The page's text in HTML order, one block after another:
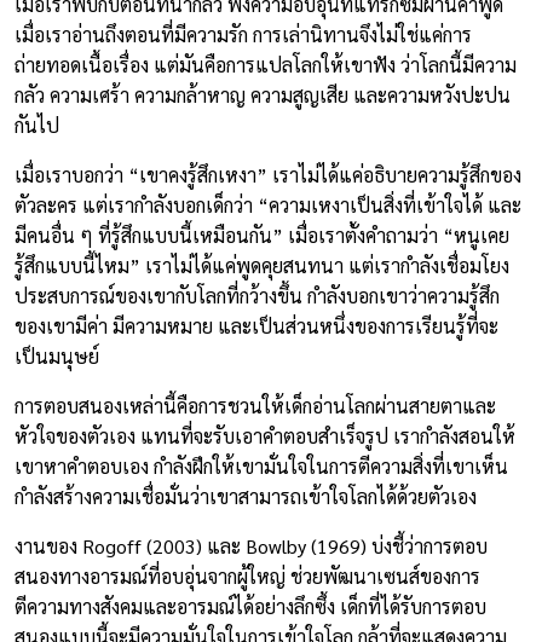
เมื่อเราอ่านถึงตอนที่มีความรัก การเล่านิทานจึงไม่ใช่แค่การ
ถ่ายทอดเนื้อเรื่อง แต่มันคือการแปลโลกให้เขาฟัง ว่าโลกนี้มีความ
กลัว ความเศร้า ความกล้าหาญ ความสูญเสีย และความหวังปะปน
กันไป
เมื่อเราบอกว่า “เขาคงรู้สึกเหงา” เราไม่ได้แค่อธิบายความรู้สึกของ
ตัวละคร แต่เรากำลังบอกเด็กว่า “ความเหงาเป็นสิ่งที่เข้าใจได้ และ
มีคนอื่น ๆ ที่รู้สึกแบบนี้เหมือนกัน” เมื่อเราตั้งคำถามว่า “หนูเคย
รู้สึกแบบนี้ไหม” เราไม่ได้แค่พูดคุยสนทนา แต่เรากำลังเชื่อมโยง
ประสบการณ์ของเขากับโลกที่กว้างขึ้น กำลังบอกเขาว่าความรู้สึก
ของเขามีค่า มีความหมาย และเป็นส่วนหนึ่งของการเรียนรู้ที่จะ
เป็นมนุษย์
การตอบสนองเหล่านี้คือการชวนให้เด็กอ่านโลกผ่านสายตาและ
หัวใจของตัวเอง แทนที่จะรับเอาคำตอบสำเร็จรูป เรากำลังสอนให้
เขาหาคำตอบเอง กำลังฝึกให้เขามั่นใจในการตีความสิ่งที่เขาเห็น
กำลังสร้างความเชื่อมั่นว่าเขาสามารถเข้าใจโลกได้ด้วยตัวเอง
งานของ Rogoff (2003) และ Bowlby (1969) บ่งชี้ว่าการตอบ
สนองทางอารมณ์ที่อบอุ่นจากผู้ใหญ่ ช่วยพัฒนาเซนส์ของการ
ตีความทางสังคมและอารมณ์ได้อย่างลึกซึ้ง เด็กที่ได้รับการตอบ
สนองแบบนี้จะมีความมั่นใจในการเข้าใจโลก กล้าที่จะแสดงความ